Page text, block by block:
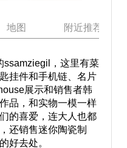
地图 附近推荐景点
，这里有菜
挂件和手机链、名片
展示和销售者韩
品，和实物一模一样
的喜爱，连大人也都
还销售迷你陶瓷制
好去处。